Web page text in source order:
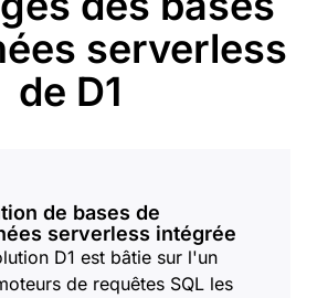
serverless
de D1
de bases de
serverless intégrée
D1 est bâtie sur l'un
de requêtes SQL les